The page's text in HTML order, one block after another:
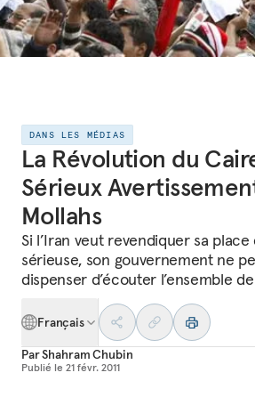
DANS LES MÉDIAS
La Révolution du
Sérieux
Mollahs
Si l’Iran veut revendiquer sa
sérieuse, son gouvernement ne
dispenser d’écouter l’ensemble
Français
ParShahram Chubin
Publié le 21 févr. 2011